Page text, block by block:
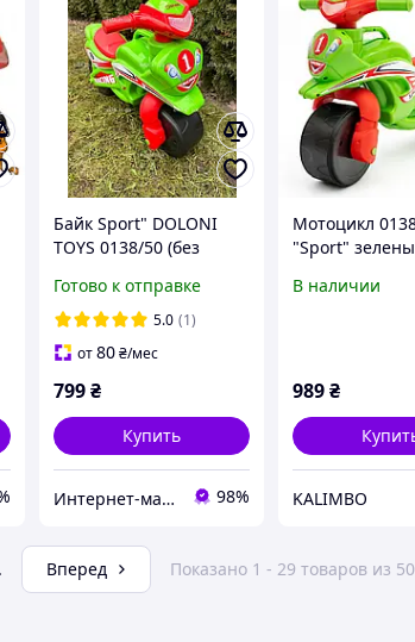
Байк Sport" DOLONI
TOYS 0138/50 (без
Готово к отправке
5.0 (1)
от80₴/мес
799₴
Купить
Интернет-магазин elfik.in.ua 98%
Мотоцикл
"Sport"
В наличии
989₴
KALIMBO
Вперед Показано 1 - 29 товаров из